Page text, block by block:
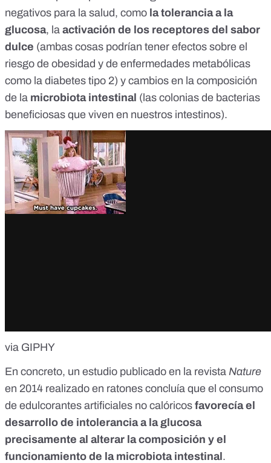
negativos para la salud, como la tolerancia a la
glucosa, la activación de los receptores del sabor
dulce (ambas cosas podrían tener efectos sobre el
riesgo de obesidad y de enfermedades metabólicas
como la diabetes tipo 2) y cambios en la composición
de la microbiota intestinal (las colonias de bacterias
beneficiosas que viven en nuestros intestinos).
via GIPHY
En concreto, un estudio publicado en la revista Nature
en 2014 realizado en ratones concluía que el consumo
de edulcorantes artificiales no calóricos favorecía el
desarrollo de intolerancia a la glucosa
precisamente al alterar la composición y el
funcionamiento de la microbiota intestinal.